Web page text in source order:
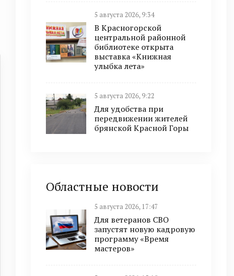
5 августа 2026, 9:34
В Красногорской
центральной районной
библиотеке открыта
выставка «Книжная
улыбка лета»
5 августа 2026, 9:22
Для удобства при
передвижении жителей
брянской Красной Горы
Областные новости
5 августа 2026, 17:47
Для ветеранов СВО
запустят новую кадровую
программу «Время
мастеров»